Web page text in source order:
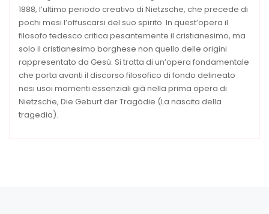
1888, l’ultimo periodo creativo di Nietzsche, che precede di
pochi mesi l’offuscarsi del suo spirito. In quest’opera il
filosofo tedesco critica pesantemente il cristianesimo, ma
solo il cristianesimo borghese non quello delle origini
rappresentato da Gesù. Si tratta di un’opera fondamentale
che porta avanti il discorso filosofico di fondo delineato
nesi usoi momenti essenziali già nella prima opera di
Nietzsche, Die Geburt der Tragödie (La nascita della
tragedia).